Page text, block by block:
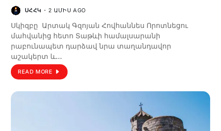
ՍՀՀԿ 2 ԱՄԻՍ AGO
Սկիզբը Արտակ Գզոյան Հովհաննես Որոտնեցու
մահվանից հետո Տաթևի համալսարանի
րաբունապետ դարձավ նրա տաղանդավոր
աշակերտ և…
READ MORE